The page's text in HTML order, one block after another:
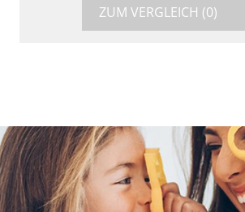
ZUM VERGLEICH (0)